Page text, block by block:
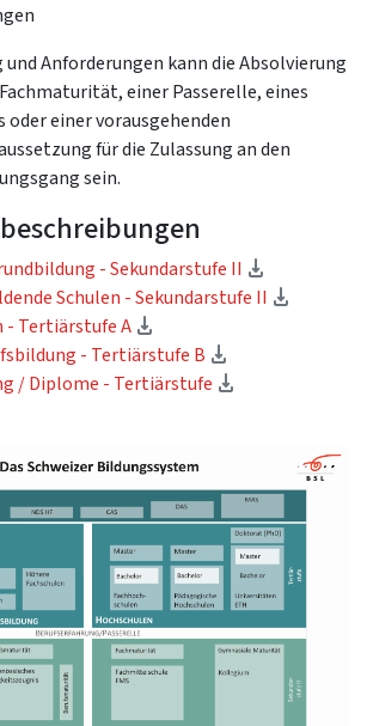
und Anforderungen kann die Absolvierung
einer Passerelle, eines
oder einer vorausgehenden
für die Zulassung an den
sein.
- Sekundarstufe II
Schulen - Sekundarstufe II
- Tertiärstufe A
- Tertiärstufe B
/ Diplome - Tertiärstufe